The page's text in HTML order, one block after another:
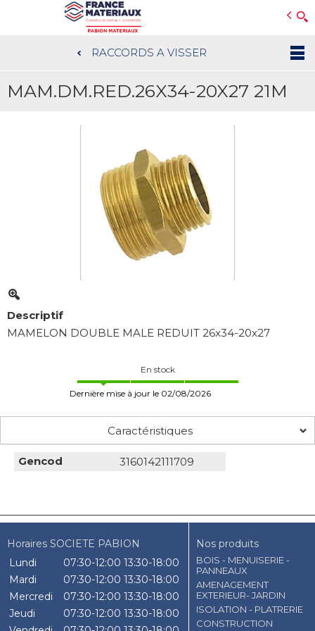
au
contenu
RACCORDS A VISSER
MAM.DM.RED.26X34-20X27 21M
Descriptif
MAMELON DOUBLE MALE REDUIT 26x34-20x27
En stock
Dernière mise à jour le 02/08/2026
Caractéristiques
Gencod 3160142111709
Horaires SOCIETE PABION
Lundi
07:30-12:00 13:30-18:00
Mardi
07:30-12:00 13:30-18:00
Mercredi
07:30-12:00 13:30-18:00
Jeudi
07:30-12:00 13:30-18:00
Nos produits
BOIS - MENUISERIE -
PANNEAUX
AMENAGEMENT
EXTERIEUR- JARDIN
ISOLATION - PLATRERIE
CONSTRUCTION